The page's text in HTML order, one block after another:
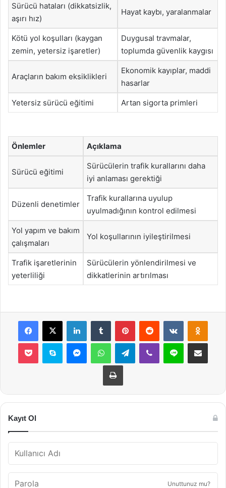
Sürücü hataları (dikkatsizlik,
aşırı hız)
Hayat kaybı, yaralanmalar
Kötü yol koşulları (kaygan
zemin, yetersiz işaretler)
Duygusal travmalar,
toplumda güvenlik kaygısı
Araçların bakım eksiklikleri
Ekonomik kayıplar, maddi
hasarlar
Yetersiz sürücü eğitimi Artan sigorta primleri
Önlemler Açıklama
Sürücü eğitimi
Sürücülerin trafik kurallarını daha
iyi anlaması gerektiği
Düzenli denetimler
Trafik kurallarına uyulup
uyulmadığının kontrol edilmesi
Yol yapım ve bakım
çalışmaları
Yol koşullarının iyileştirilmesi
Trafik işaretlerinin
yeterliliği
Sürücülerin yönlendirilmesi ve
dikkatlerinin artırılması
Facebook
X LinkedInTumblr PinterestReddit VKontakte
Pocket Skype MessengerWhatsAppTelegramViber Line E-Posta ile
Yazdır
Kayıt Ol
Unuttunuz mu?